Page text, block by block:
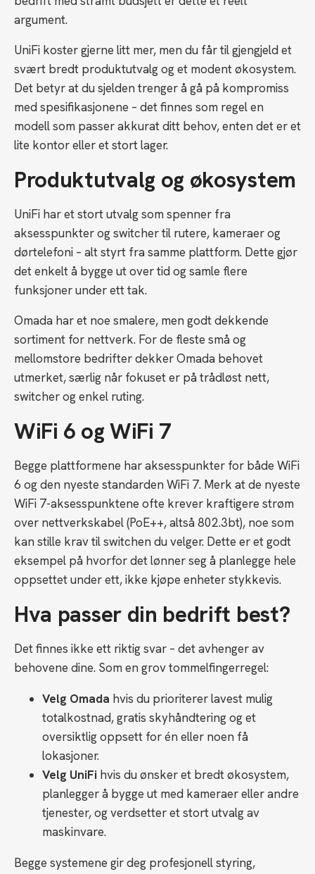
argument.
UniFi koster gjerne litt mer, men du får til gjengjeld et
svært bredt produktutvalg og et modent økosystem.
Det betyr at du sjelden trenger å gå på kompromiss
med spesifikasjonene – det finnes som regel en
modell som passer akkurat ditt behov, enten det er et
lite kontor eller et stort lager.
Produktutvalg og økosystem
UniFi har et stort utvalg som spenner fra
aksesspunkter og switcher til rutere, kameraer og
dørtelefoni – alt styrt fra samme plattform. Dette gjør
det enkelt å bygge ut over tid og samle flere
funksjoner under ett tak.
Omada har et noe smalere, men godt dekkende
sortiment for nettverk. For de fleste små og
mellomstore bedrifter dekker Omada behovet
utmerket, særlig når fokuset er på trådløst nett,
switcher og enkel ruting.
WiFi 6 og WiFi 7
Begge plattformene har aksesspunkter for både WiFi
6 og den nyeste standarden WiFi 7. Merk at de nyeste
WiFi 7-aksesspunktene ofte krever kraftigere strøm
over nettverkskabel (PoE++, altså 802.3bt), noe som
kan stille krav til switchen du velger. Dette er et godt
eksempel på hvorfor det lønner seg å planlegge hele
oppsettet under ett, ikke kjøpe enheter stykkevis.
Hva passer din bedrift best?
Det finnes ikke ett riktig svar – det avhenger av
behovene dine. Som en grov tommelfingerregel:
Velg Omada hvis du prioriterer lavest mulig
totalkostnad, gratis skyhåndtering og et
oversiktlig oppsett for én eller noen få
lokasjoner.
Velg UniFi hvis du ønsker et bredt økosystem,
planlegger å bygge ut med kameraer eller andre
tjenester, og verdsetter et stort utvalg av
maskinvare.
Begge systemene gir deg profesjonell styring,